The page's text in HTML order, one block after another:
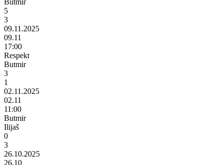
5
3
09.11.2025
09.11
17:00
Respekt
Butmir
3
1
02.11.2025
02.11
11:00
Butmir
Ilijaš
0
3
26.10.2025
26.10